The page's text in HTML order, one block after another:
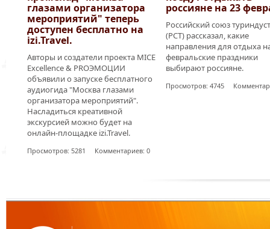
глазами организатора
мероприятий" теперь
доступен бесплатно на
izi.Travel.
Авторы и создатели проекта MICE
Excellence & PROЭМОЦИИ
объявили о запуске бесплатного
аудиогида "Москва глазами
организатора мероприятий".
Насладиться креативной
экскурсией можно будет на
онлайн-площадке izi.Travel.
Просмотров: 5281 Комментариев: 0
россияне на 23
Российский союз
(РСТ) рассказал, какие
направления для отдыха
февральские праздники
выбирают россияне.
Просмотров: 4745